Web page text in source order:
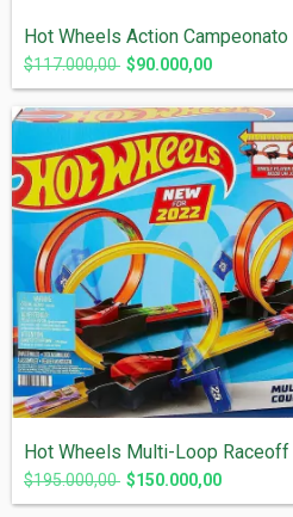
Hot Wheels Action
$117.000,00 $90.000,00
Hot Wheels Multi-Loop Raceoff
$195.000,00 $150.000,00